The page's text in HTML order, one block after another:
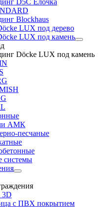
D5С Елочка
Blockhaus
LUX под дерево
LUX под камень
Döcke LUX под камень
АМК
песчаные
системы
3D
с ПВХ покрытием